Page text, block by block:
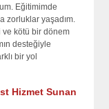
Eğitimimde
zorluklar yaşadım.
kötü bir dönem
desteğiyle
bir yol
Hizmet Sunan